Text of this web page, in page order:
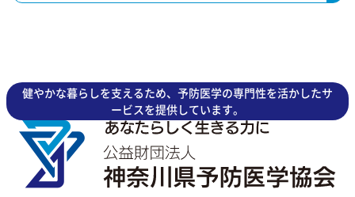
交通アクセス ご予約・ご相談
健やかな暮らしを支えるため、予防医学の専門性を活かしたサ
ービスを提供しています。